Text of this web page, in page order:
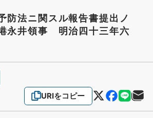
防法ニ関スル報告書提出ノ
永井領事 明治四十三年六
URIをコピー